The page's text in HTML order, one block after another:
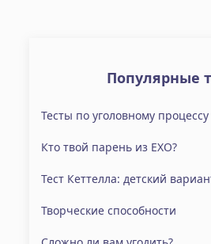
Популярные
Тесты по уголовному процессу
Кто твой парень из EXO?
Тест Кеттелла: детский
Творческие способности